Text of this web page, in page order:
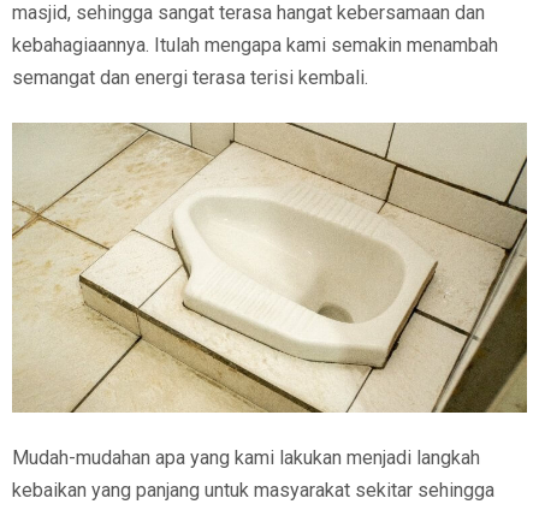
masjid, sehingga sangat terasa hangat kebersamaan dan
kebahagiaannya. Itulah mengapa kami semakin menambah
semangat dan energi terasa terisi kembali.
Mudah-mudahan apa yang kami lakukan menjadi langkah
kebaikan yang panjang untuk masyarakat sekitar sehingga